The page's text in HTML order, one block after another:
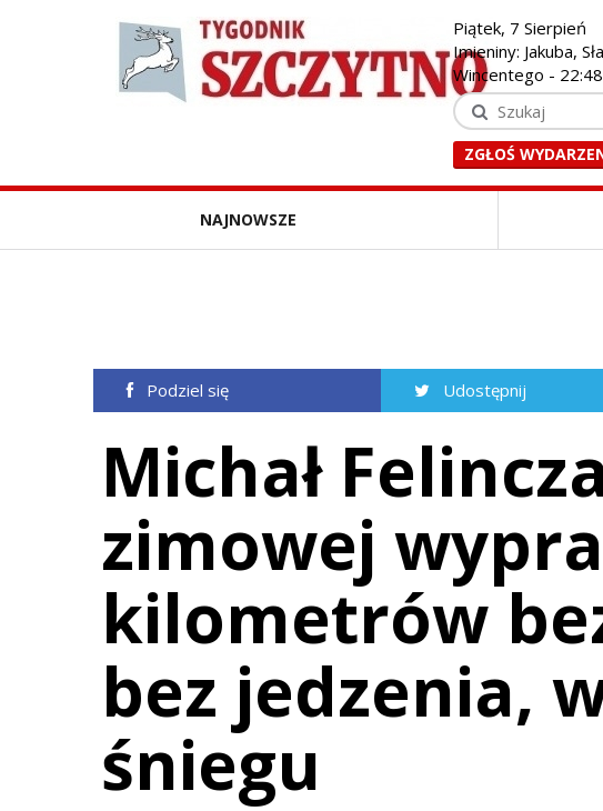
Piątek, 7 Sierpień
Imieniny: Jakuba,
Wincentego -
ZGŁOŚ
NAJNOWSZE
Podziel się Udostępnij
Michał
zimowej
kilometrów
bez jedzenia,
śniegu